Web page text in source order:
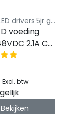
48vdc LED drivers 5jr garantie
voeding
2.1A CV
S2
Excl. btw
Bekijken